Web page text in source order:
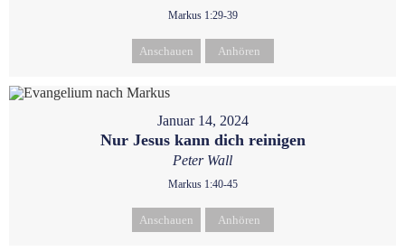
Markus 1:29-39
Anschauen Anhören
Januar 14, 2024
Nur Jesus kann dich reinigen
Peter Wall
Markus 1:40-45
Anschauen Anhören